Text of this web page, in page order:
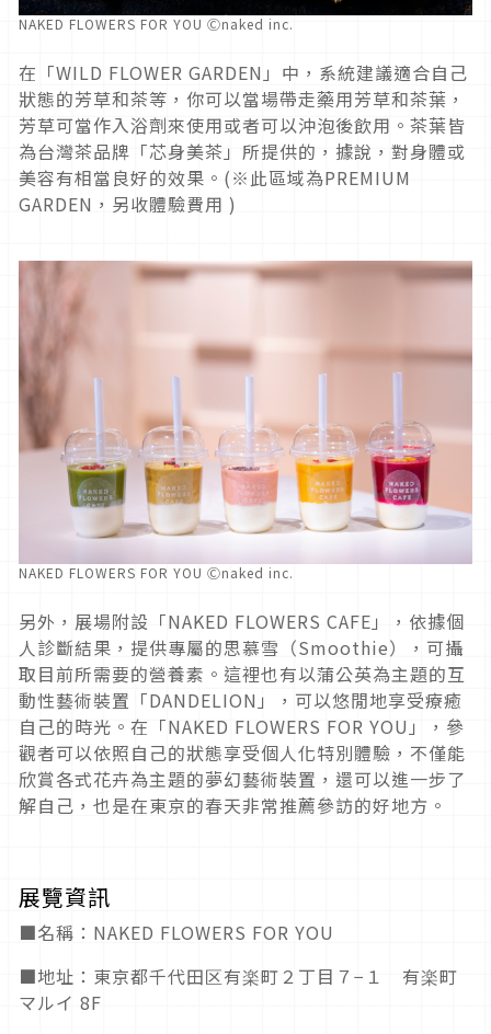
NAKED FLOWERS FOR YOU Ⓒnaked inc.
在「WILD FLOWER GARDEN 」中，系統建議適合自己
狀態的芳草和茶等，你可以當場帶走藥用芳草和茶葉，
芳草可當作入浴劑來使用或者可以沖泡後飲用。茶葉皆
為台灣茶品牌「芯身美茶」所提供的，據說，對身體或
美容有相當良好的效果。 (※此區域為PREMIUM
GARDEN ，另收體驗費用 )
NAKED FLOWERS FOR YOU Ⓒnaked inc.
另外，展場附設「NAKED FLOWERS CAFE 」，依據個
人診斷結果，提供專屬的思慕雪（Smoothie），可攝
取目前所需要的營養素。這裡也有以蒲公英為主題的互
動性藝術裝置「DANDELION 」，可以悠閒地享受療癒
自己的時光。在「NAKED FLOWERS FOR YOU 」，參
觀者可以依照自己的狀態享受個人化特別體驗，不僅能
欣賞各式花卉為主題的夢幻藝術裝置，還可以進一步了
解自己，也是在東京的春天非常推薦參訪的好地方。
展覽資訊
■名稱： NAKED FLOWERS FOR YOU
■地址：東京都千代田区有楽町２丁目７−１ 有楽町
マルイ 8F